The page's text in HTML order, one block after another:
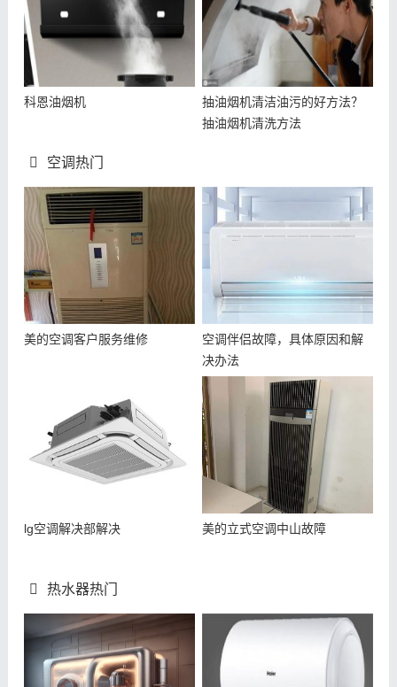
科恩油烟机
抽油烟机清洁油污的好方法？
抽油烟机清洗方法
空调热门
美的空调客户服务维修
空调伴侣故障，具体原因和解
决办法
lg空调解决部解决 美的立式空调中山故障
热水器热门